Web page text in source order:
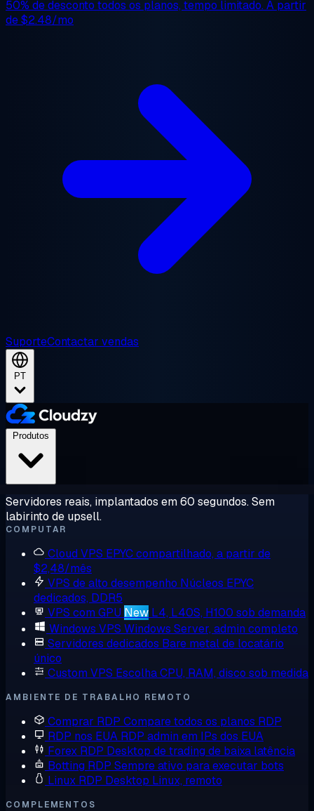
50% de desconto todos os planos, tempo limitado. A partir
de$2.48/mo
SuporteContactar vendas
PT
Servidores reais, implantados em 60 segundos. Sem
labirinto de upsell.
COMPUTAR
Cloud VPS EPYC compartilhado, a partir de
$2,48/mês
VPS de alto desempenho Núcleos EPYC
dedicados, DDR5
VPS com GPU New L4, L40S, H100 sob demanda
Windows VPS Windows Server, admin completo
Servidores dedicados Bare metal de locatário
único
Custom VPS Escolha CPU, RAM, disco sob medida
AMBIENTE DE TRABALHO REMOTO
Comprar RDP Compare todos os planos RDP
RDP nos EUA RDP admin em IPs dos EUA
Forex RDP Desktop de trading de baixa latência
Botting RDP Sempre ativo para executar bots
Linux RDP Desktop Linux, remoto
COMPLEMENTOS